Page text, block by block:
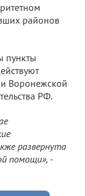
районов
пункты
Воронежской
РФ.
развернута
помощи», -